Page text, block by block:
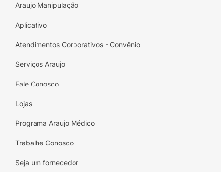
Araujo Manipulação
Aplicativo
Atendimentos Corporativos - Convênio
Serviços Araujo
Fale Conosco
Lojas
Programa Araujo Médico
Trabalhe Conosco
Seja um fornecedor